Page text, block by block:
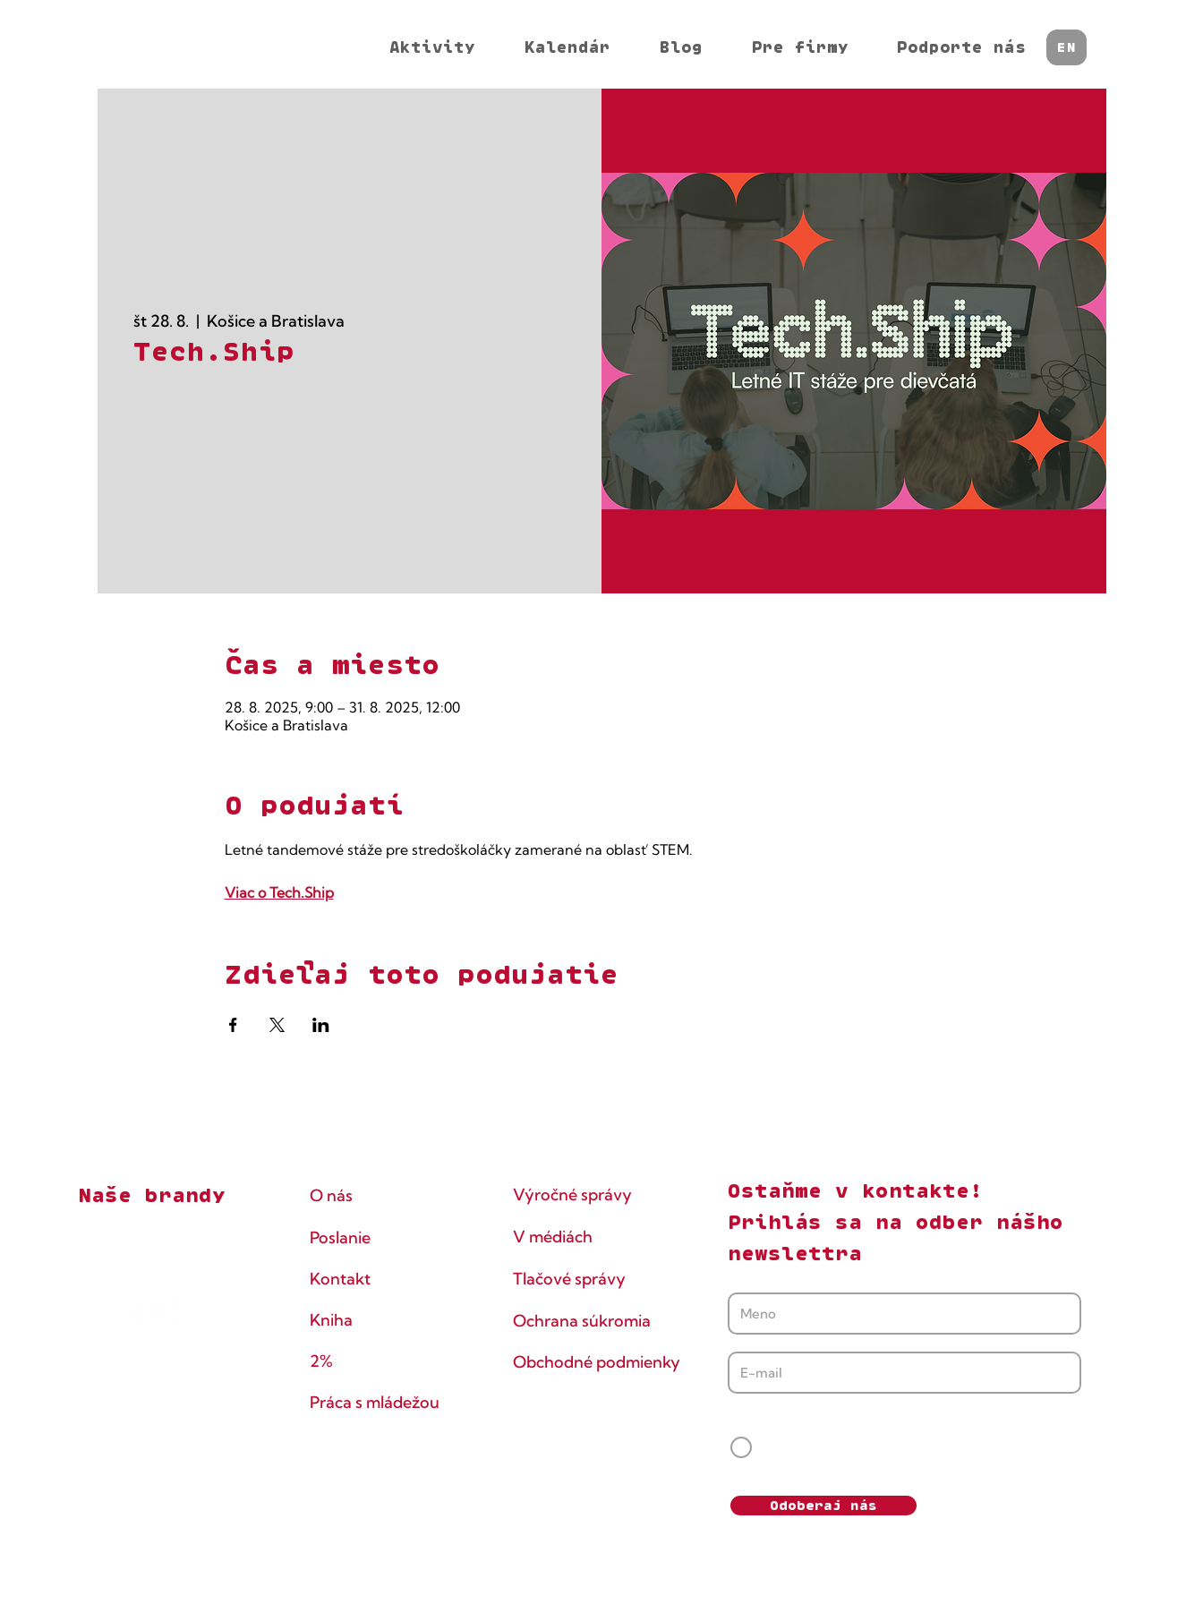
Aktivity Kalendár Blog Pre firmy Podporte nás EN
št 28. 8.
  |
Košice a Bratislava
Tech.Ship
Čas a miesto
28. 8. 2025, 9:00 – 31. 8. 2025, 12:00
Košice a Bratislava
O podujatí
Letné tandemové stáže pre stredoškoláčky zamerané na oblasť STEM.
Viac o Tech.Ship
Zdieľaj toto podujatie
Naše brandy O nás
Poslanie
Kontakt
Kniha
2%
Práca s mládežou
Výročné správy
V médiách
Tlačové správy
Ochrana súkromia
Obchodné podmienky
Ostaňme v kontakte!
Prihlás sa na odber nášho
newslettra
Odoberaj nás